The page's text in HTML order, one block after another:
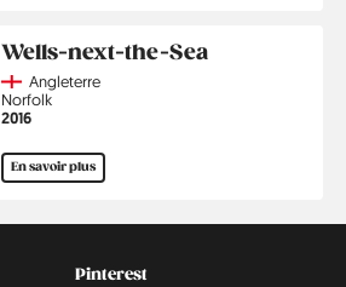
Wells-next-the-Sea
CountryAngleterre
Région
Norfolk
Année
2016
En savoir plus
Social
Pinterest